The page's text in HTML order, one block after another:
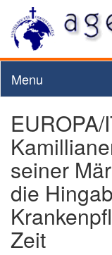
Menu
EUROPA/
seiner
die
Zeit